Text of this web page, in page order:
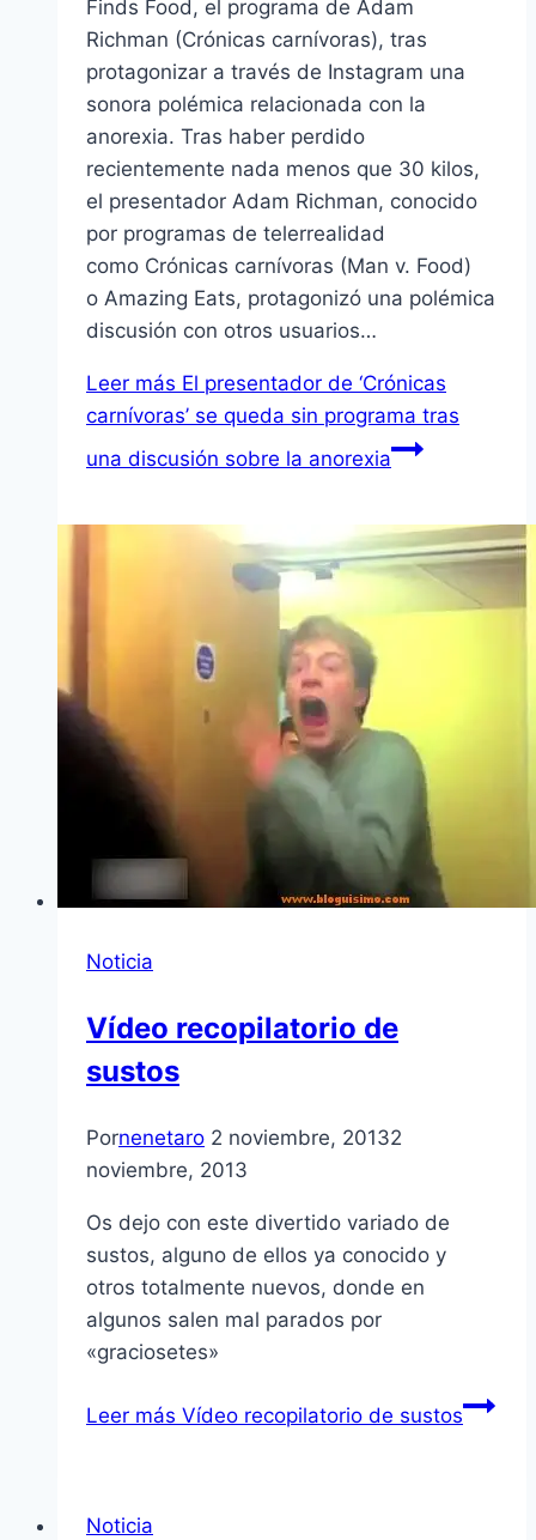
Finds Food, el programa de Adam
Richman (Crónicas carnívoras), tras
protagonizar a través de Instagram una
sonora polémica relacionada con la
anorexia. Tras haber perdido
recientemente nada menos que 30 kilos,
el presentador Adam Richman, conocido
por programas de telerrealidad
como Crónicas carnívoras (Man v. Food)
o Amazing Eats, protagonizó una polémica
discusión con otros usuarios…
Leer más El presentador de ‘Crónicas
carnívoras’ se queda sin programa tras
una discusión sobre la anorexia
Noticia
Vídeo recopilatorio de
sustos
Pornenetaro 2 noviembre, 20132
noviembre, 2013
Os dejo con este divertido variado de
sustos, alguno de ellos ya conocido y
otros totalmente nuevos, donde en
algunos salen mal parados por
«graciosetes»
Leer más Vídeo recopilatorio de sustos
Noticia